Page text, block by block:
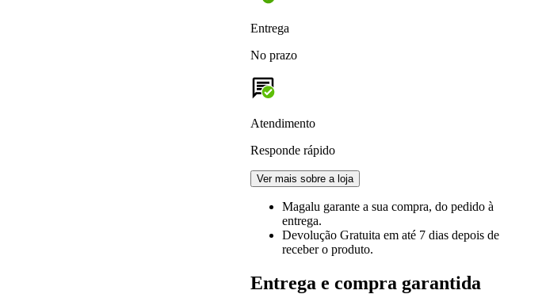
Entrega
No prazo
Atendimento
Responde rápido
Ver mais sobre a loja
Magalu garante a sua compra, do pedido à
entrega.
Devolução Gratuita em até 7 dias depois de
receber o produto.
Entrega e compra garantida